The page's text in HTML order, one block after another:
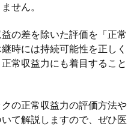
せん。
の差を除いた評価を「正常
時には持続可能性を正しく
常収益力にも着目すること
の正常収益力の評価方法や
て解説しますので、ぜひ医